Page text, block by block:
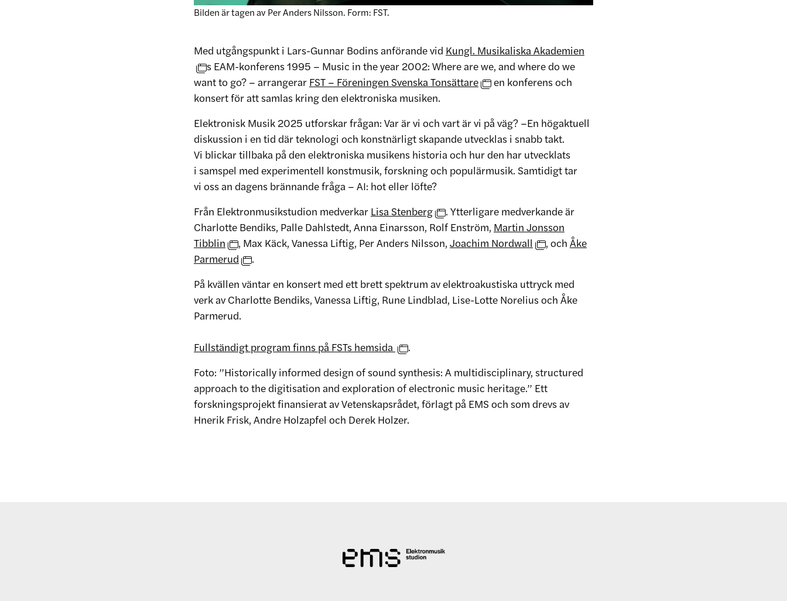
Bilden är tagen av Per Anders Nilsson. Form: FST.
Med utgångspunkt i Lars-Gunnar Bodins anförande vid Kungl. Musikaliska Akademien
s EAM-konferens 1995 – Music in the year 2002: Where are we, and where do we
want to go? – arrangerar FST – Föreningen Svenska Tonsättare
en konferens och
konsert för att samlas kring den elektroniska musiken.
Elektronisk Musik 2025 utforskar frågan: Var är vi och vart är vi på väg? –En högaktuell
diskussion i en tid där teknologi och konstnärligt skapande utvecklas i snabb takt.
Vi blickar tillbaka på den elektroniska musikens historia och hur den har utvecklats
i samspel med experimentell konstmusik, forskning och populärmusik. Samtidigt tar
vi oss an dagens brännande fråga – AI: hot eller löfte?
Från Elektronmusikstudion medverkar Lisa Stenberg
. Ytterligare medverkande är
Charlotte Bendiks, Palle Dahlstedt, Anna Einarsson, Rolf Enström, Martin Jonsson
Tibblin
, Max Käck, Vanessa Liftig, Per Anders Nilsson, Joachim Nordwall , och Åke
Parmerud
.
På kvällen väntar en konsert med ett brett spektrum av elektroakustiska uttryck med
verk av Charlotte Bendiks, Vanessa Liftig, Rune Lindblad, Lise-Lotte Norelius och Åke
Parmerud.
Fullständigt program finns på FSTs hemsida
.
Foto: ”Historically informed design of sound synthesis: A multidisciplinary, structured
approach to the digitisation and exploration of electronic music heritage.” Ett
forskningsprojekt finansierat av Vetenskapsrådet, förlagt på EMS och som drevs av
Hnerik Frisk, Andre Holzapfel och Derek Holzer.